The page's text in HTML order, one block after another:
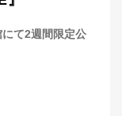
て2週間限定公